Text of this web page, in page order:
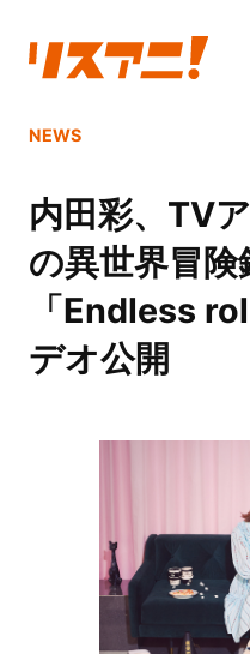
NEWS
内田彩、TV
の異世界冒険
「Endless
デオ公開